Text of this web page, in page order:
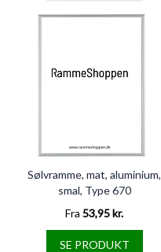
Sølvramme, mat, aluminium,
smal, Type 670
Fra 53,95 kr.
SE PRODUKT